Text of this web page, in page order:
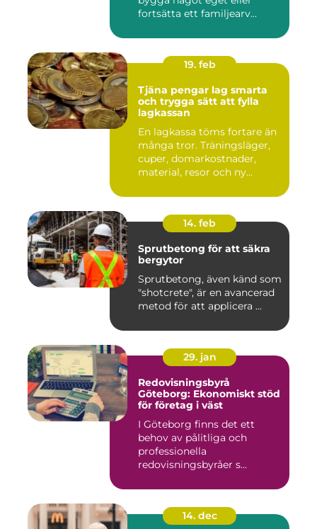
fortsätta ett familjearv...
19. feb
Tjäna pengar lag smarta
och trygga sätt att fylla
lagkassan
En lagkassa töms fortare än
många tror. Träningsläger,
cuper, domarkostnader,
material, resor och ny...
14. feb
Sprutbetong för att säkra
bergytor
Sprutbetong, även känd som
"shotcrete", är en avancerad
metod för att applicera ...
29. jan
Redovisningsbyrå
Göteborg: Ekonomiskt stöd
för företag i väst
I Göteborg finns det ett
behov av pålitliga och
professionella
redovisningsbyråer s...
14. dec